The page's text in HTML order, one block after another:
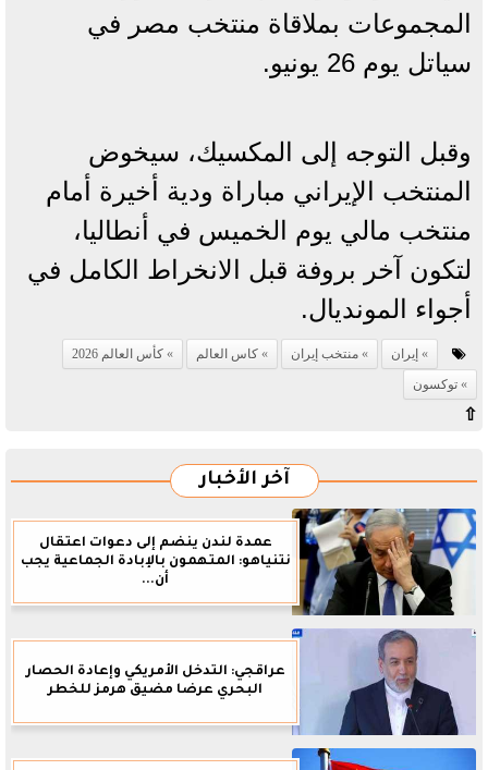
المجموعات بملاقاة منتخب مصر في
سياتل يوم 26 يونيو.
وقبل التوجه إلى المكسيك، سيخوض
المنتخب الإيراني مباراة ودية أخيرة أمام
منتخب مالي يوم الخميس في أنطاليا،
لتكون آخر بروفة قبل الانخراط الكامل في
أجواء المونديال.
إيران منتخب إيران كاس العالم
كأس العالم 2026
توكسون
⇧
آخر الأخبار
عمدة لندن ينضم إلى دعوات اعتقال
نتنياهو: المتهمون بالإبادة الجماعية يجب
أن...
عراقجي: التدخل الأمريكي وإعادة الحصار
البحري عرضا مضيق هرمز للخطر